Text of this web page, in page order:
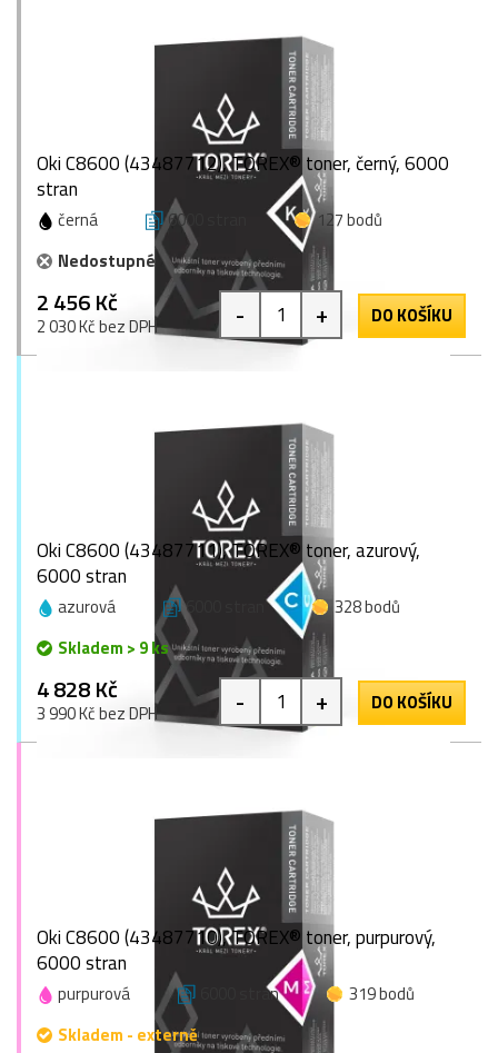
Oki C8600 (43487712), TOREX® toner, černý, 6000
stran
černá 6000 stran
127 bodů
Nedostupné
2 456 Kč
2 030 Kč bez DPH - + DO KOŠÍKU
Oki C8600 (43487711), TOREX® toner, azurový,
6000 stran
azurová 6000 stran
328 bodů
Skladem > 9 ks
4 828 Kč
3 990 Kč bez DPH - + DO KOŠÍKU
Oki C8600 (43487710), TOREX® toner, purpurový,
6000 stran
purpurová 6000 stran
319 bodů
Skladem - externě